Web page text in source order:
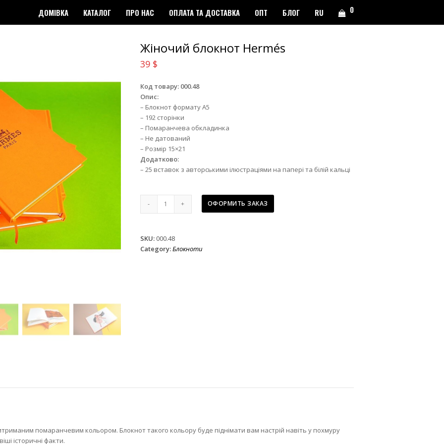
ДОМІВКА КАТАЛОГ ПРО НАС ОПЛАТА ТА ДОСТАВКА ОПТ БЛОГ RU 0
Жіночий блокнот Hermés
39 $
Код товару: 000.48
Опис:
– Блокнот формату А5
– 192 сторінки
– Помаранчева обкладинка
– Не датований
– Розмір 15×21
Додатково:
– 25 вставок з авторськими ілюстраціями на папері та білій кальці
Жіночий
ОФОРМИТЬ ЗАКАЗ
SKU: 000.48
Category:Блокноти
помаранчевим кольором. Блокнот такого кольору буде піднімати вам настрій навіть у похмуру
історичні факти.